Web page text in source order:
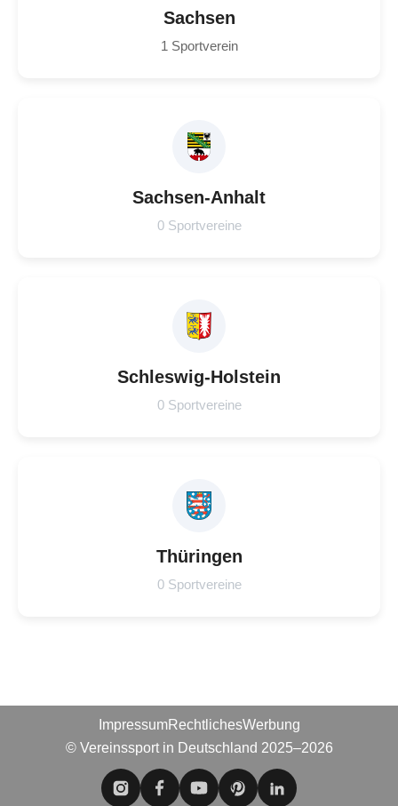
Sachsen
1 Sportverein
Sachsen-Anhalt
0 Sportvereine
Schleswig-Holstein
0 Sportvereine
Thüringen
0 Sportvereine
ImpressumRechtlichesWerbung
© Vereinssport in Deutschland 2025–2026